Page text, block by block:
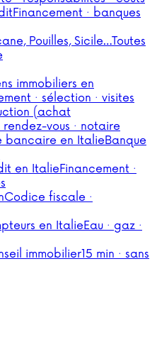
Financement · banques
Pouilles, Sicile…Toutes
immobiliers en
· sélection · visites
(achat
rendez-vous · notaire
bancaire en ItalieBanque
en ItalieFinancement ·
Codice fiscale ·
en ItalieEau · gaz ·
immobilier15 min · sans